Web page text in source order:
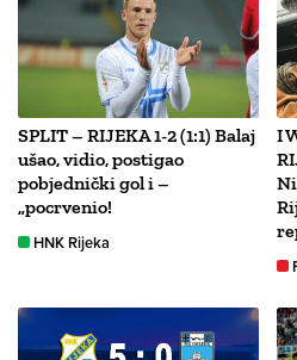
SPLIT – RIJEKA 1-2 (1:1) Balaj
ušao, vidio, postigao
pobjednički gol i –
„pocrvenio!
HNK Rijeka
I